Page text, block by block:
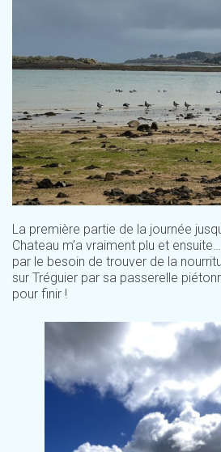
La première partie de la journée
Chateau m’a vraiment plu et
par le besoin de trouver de la
sur Tréguier par sa passerelle
pour finir !